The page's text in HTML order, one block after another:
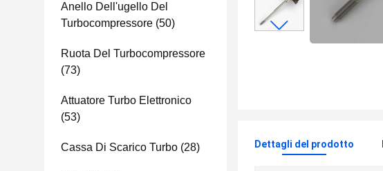
Anello Dell'ugello Del
Turbocompressore (50)
Ruota Del Turbocompressore
(73)
Attuatore Turbo Elettronico
(53)
Cassa Di Scarico Turbo (28) Dettagli del prodotto